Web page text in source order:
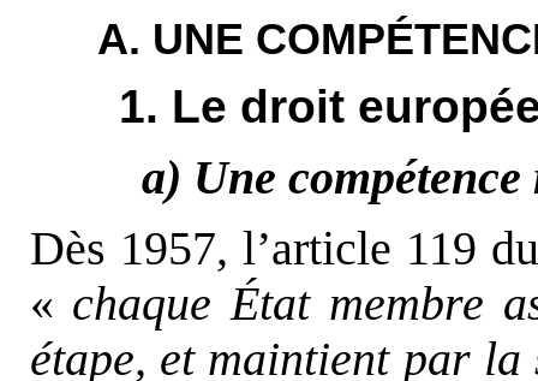
A. UNE
1. Le droit
a) Une
Dès 1957, l’article 119
« chaque État membre
étape, et maintient par